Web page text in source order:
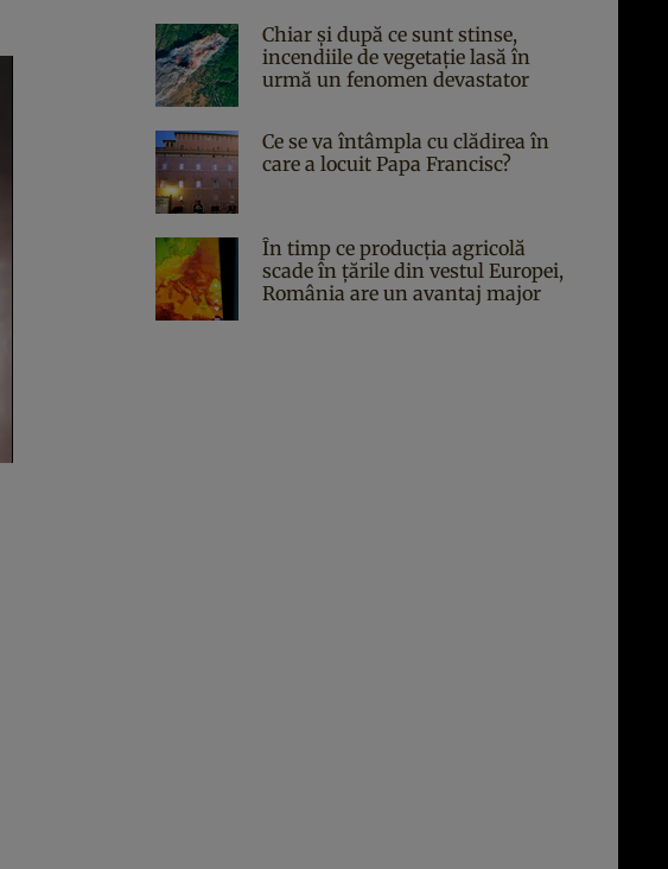
Chiar și după ce sunt stinse,
incendiile de vegetație lasă în
urmă un fenomen devastator
Ce se va întâmpla cu clădirea în
care a locuit Papa Francisc?
În timp ce producția agricolă
scade în țările din vestul Europei,
România are un avantaj major